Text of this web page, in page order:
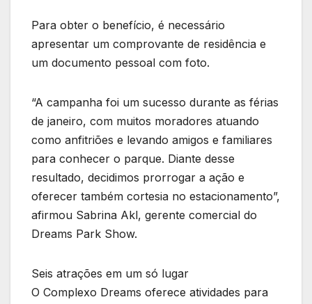
Para obter o benefício, é necessário
apresentar um comprovante de residência e
um documento pessoal com foto.
“A campanha foi um sucesso durante as férias
de janeiro, com muitos moradores atuando
como anfitriões e levando amigos e familiares
para conhecer o parque. Diante desse
resultado, decidimos prorrogar a ação e
oferecer também cortesia no estacionamento”,
afirmou Sabrina Akl, gerente comercial do
Dreams Park Show.
Seis atrações em um só lugar
O Complexo Dreams oferece atividades para